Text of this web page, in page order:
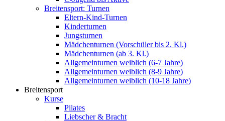
Breitensport: Turnen
Eltern-Kind-Turnen
Kinderturnen
Jungsturnen
Mädchenturnen (Vorschüler bis 2. Kl.)
Mädchenturnen (ab 3. Kl.)
Allgemeinturnen weiblich (6-7 Jahre)
Allgemeinturnen weiblich (8-9 Jahre)
Allgemeinturnen weiblich (10-18 Jahre)
Breitensport
Kurse
Pilates
Liebscher & Bracht